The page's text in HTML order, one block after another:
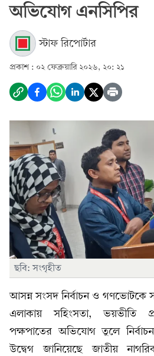
অভিযোগ এনসিপির
স্টাফ রিপোর্টার
প্রকাশ : ০২ ফেব্রুয়ারি ২০২৬, ২০: ২১
ছবি: সংগৃহীত
আসন্ন সংসদ নির্বাচন ও গণভোটকে
এলাকায় সহিংসতা, ভয়ভীতি
পক্ষপাতের অভিযোগ তুলে
উদ্বেগ জানিয়েছে জাতীয়